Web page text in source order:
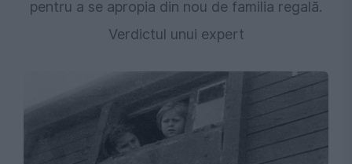
pentru a se apropia din nou de familia regală.
Verdictul unui expert